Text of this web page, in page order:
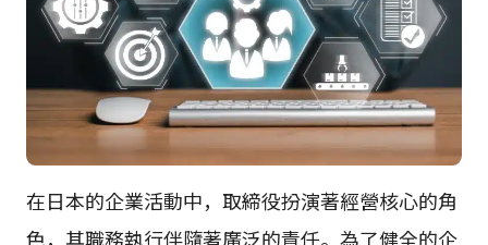
在日本的企業活動中，取締役扮演著經營核心的角
色，其職務執行伴隨著廣泛的責任。為了健全的企